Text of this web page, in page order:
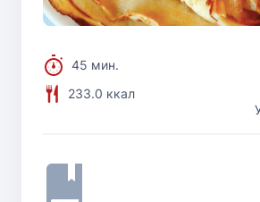
45 мин.
233.0 ккал